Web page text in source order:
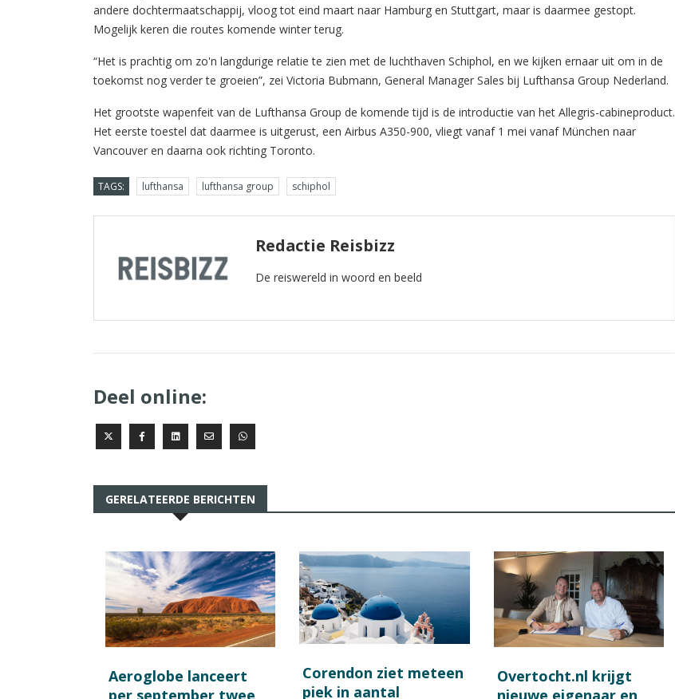
andere dochtermaatschappij, vloog tot eind maart naar Hamburg en Stuttgart, maar is daarmee gestopt.
Mogelijk keren die routes komende winter terug.
“Het is prachtig om zo'n langdurige relatie te zien met de luchthaven Schiphol, en we kijken ernaar uit om in de
toekomst nog verder te groeien”, zei Victoria Bubmann, General Manager Sales bij Lufthansa Group Nederland.
Het grootste wapenfeit van de Lufthansa Group de komende tijd is de introductie van het Allegris-cabineproduct.
Het eerste toestel dat daarmee is uitgerust, een Airbus A350-900, vliegt vanaf 1 mei vanaf München naar
Vancouver en daarna ook richting Toronto.
TAGS: lufthansa lufthansa group schiphol
Redactie Reisbizz
De reiswereld in woord en beeld
Deel online:
GERELATEERDE BERICHTEN
Aeroglobe lanceert
per september twee
Corendon ziet meteen
piek in aantal
Overtocht.nl krijgt
nieuwe eigenaar en